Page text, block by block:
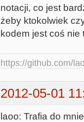
notacji, co jest
żeby ktokolwiek
kodem jest coś nie
https://github.com/
2012-05-01
laoo: Trafia do